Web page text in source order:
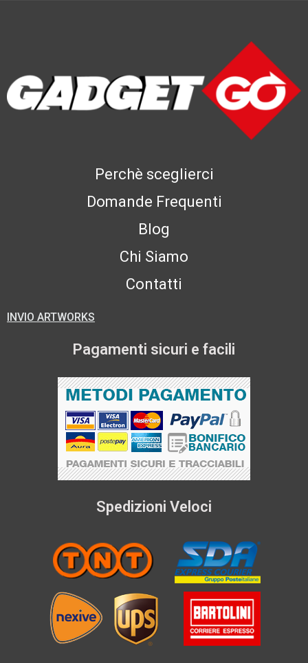
Perchè sceglierci
Domande Frequenti
Blog
Chi Siamo
Contatti
INVIO ARTWORKS
Pagamenti sicuri e facili
Spedizioni Veloci